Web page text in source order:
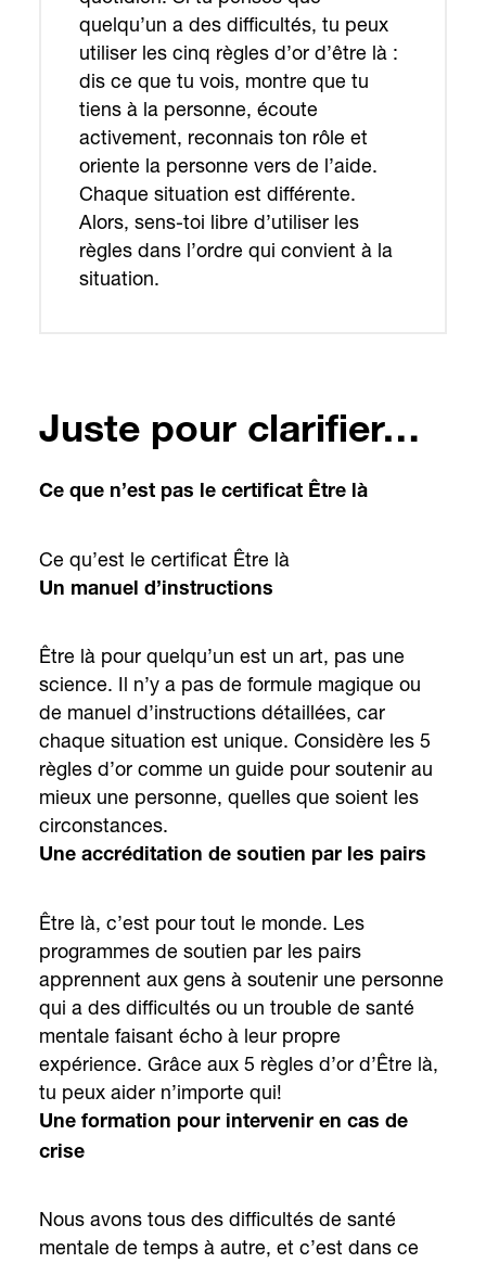
quelqu’un a des difficultés, tu peux
utiliser les cinq règles d’or d’être là :
dis ce que tu vois, montre que tu
tiens à la personne, écoute
activement, reconnais ton rôle et
oriente la personne vers de l’aide.
Chaque situation est différente.
Alors, sens-toi libre d’utiliser les
règles dans l’ordre qui convient à la
situation.
Juste pour clarifier…
Ce que n’est pas le certificat Être là
Ce qu’est le certificat Être là
Un manuel d’instructions
Être là pour quelqu’un est un art, pas une
science. Il n’y a pas de formule magique ou
de manuel d’instructions détaillées, car
chaque situation est unique. Considère les 5
règles d’or comme un guide pour soutenir au
mieux une personne, quelles que soient les
circonstances.
Une accréditation de soutien par les pairs
Être là, c’est pour tout le monde. Les
programmes de soutien par les pairs
apprennent aux gens à soutenir une personne
qui a des difficultés ou un trouble de santé
mentale faisant écho à leur propre
expérience. Grâce aux 5 règles d’or d’Être là,
tu peux aider n’importe qui!
Une formation pour intervenir en cas de
crise
Nous avons tous des difficultés de santé
mentale de temps à autre, et c’est dans ce